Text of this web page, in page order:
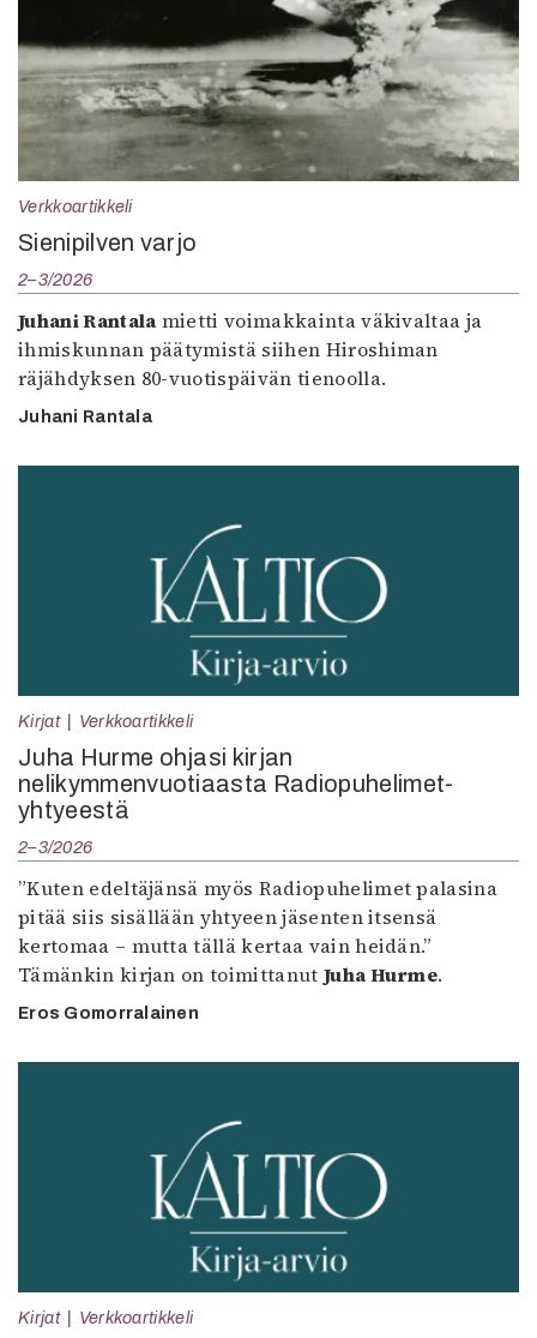
Verkkoartikkeli
Sienipilven varjo
2–3/2026
Juhani Rantala mietti voimakkainta väkivaltaa ja
ihmiskunnan päätymistä siihen Hiroshiman
räjähdyksen 80-vuotispäivän tienoolla.
Juhani Rantala
Kirjat Verkkoartikkeli
Juha Hurme ohjasi kirjan
nelikymmenvuotiaasta Radiopuhelimet-
yhtyeestä
2–3/2026
”Kuten edeltäjänsä myös Radiopuhelimet palasina
pitää siis sisällään yhtyeen jäsenten itsensä
kertomaa – mutta tällä kertaa vain heidän.”
Tämänkin kirjan on toimittanut Juha Hurme.
Eros Gomorralainen
Kirjat Verkkoartikkeli